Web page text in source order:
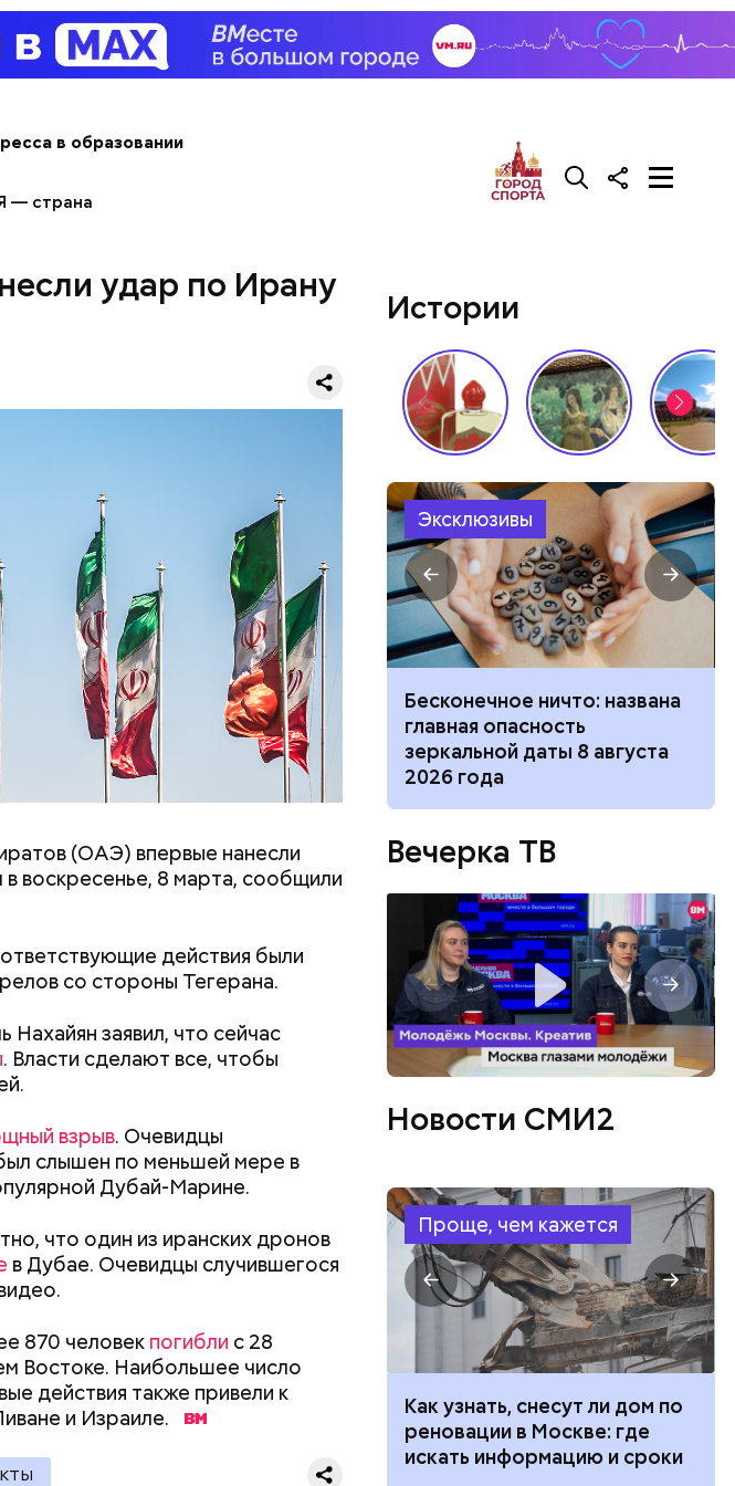
в образовании
— страна
удар по Ирану
(ОАЭ) впервые нанесли
воскресенье, 8 марта, сообщили
действия были
со стороны Тегерана.
заявил, что сейчас
. Власти сделают все, чтобы
взрыв. Очевидцы
слышен по меньшей мере в
Дубай-Марине.
что один из иранских дронов
в Дубае. Очевидцы случившегося
870 человек погибли с 28
Востоке. Наибольшее число
действия также привели к
и Израиле.
36 градусов,
и к тому же полезно.
здесь можно только без
взять носки или резиновые
Стив Балмер не создавал
созданной компании —
который стал работать в
также получал часть акций
оставался до 2014 года, после
акций компании. Сейчас его
долларов.
Истории
Эксклюзивы
Салат, спагетти и блюдо по-
тайски: топ-5 рецептов из
кабачков
Бесконечное ничто: названа
главная опасность
зеркальной даты 8 августа
2026 года
Вечерка ТВ
Новости СМИ2
Проще, чем кажется
и
Как получить до 100 тысяч
рублей от государства при
Как узнать, снесут ли дом по
реновации в Москве: где
искать информацию и сроки